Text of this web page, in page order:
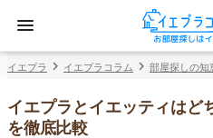
イエプラ イエプラコラム 部屋探しの知
イエプラとイエッティはど
を徹底比較